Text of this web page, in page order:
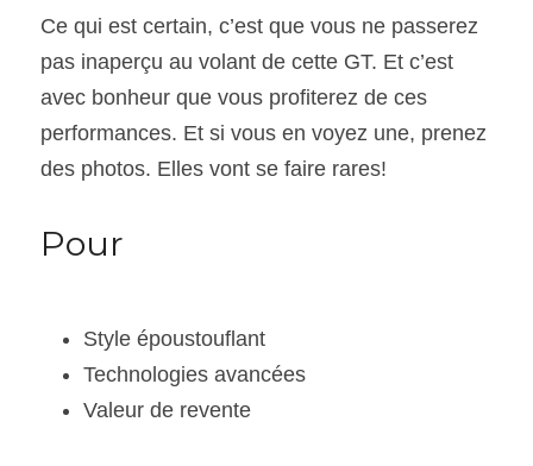
Ce qui est certain, c’est que vous ne passerez
pas inaperçu au volant de cette GT. Et c’est
avec bonheur que vous profiterez de ces
performances. Et si vous en voyez une, prenez
des photos. Elles vont se faire rares!
Pour
Style époustouflant
Technologies avancées
Valeur de revente